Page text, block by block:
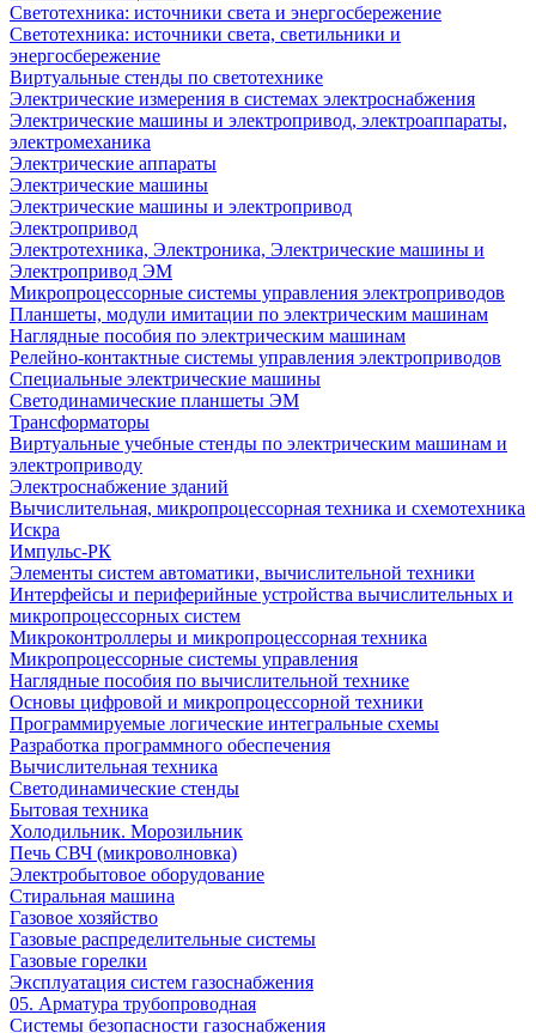
Светотехника: источники света и энергосбережение
Светотехника: источники света, светильники и
энергосбережение
Виртуальные стенды по светотехнике
Электрические измерения в системах электроснабжения
Электрические машины и электропривод, электроаппараты,
электромеханика
Электрические аппараты
Электрические машины
Электрические машины и электропривод
Электропривод
Электротехника, Электроника, Электрические машины и
Электропривод ЭМ
Микропроцессорные системы управления электроприводов
Планшеты, модули имитации по электрическим машинам
Наглядные пособия по электрическим машинам
Релейно-контактные системы управления электроприводов
Специальные электрические машины
Светодинамические планшеты ЭМ
Трансформаторы
Виртуальные учебные стенды по электрическим машинам и
электроприводу
Электроснабжение зданий
Вычислительная, микропроцессорная техника и схемотехника
Искра
Импульс-РК
Элементы систем автоматики, вычислительной техники
Интерфейсы и периферийные устройства вычислительных и
микропроцессорных систем
Микроконтроллеры и микропроцессорная техника
Микропроцессорные системы управления
Наглядные пособия по вычислительной технике
Основы цифровой и микропроцессорной техники
Программируемые логические интегральные схемы
Разработка программного обеспечения
Вычислительная техника
Светодинамические стенды
Бытовая техника
Холодильник. Морозильник
Печь СВЧ (микроволновка)
Электробытовое оборудование
Стиральная машина
Газовое хозяйство
Газовые распределительные системы
Газовые горелки
Эксплуатация систем газоснабжения
05. Арматура трубопроводная
Системы безопасности газоснабжения